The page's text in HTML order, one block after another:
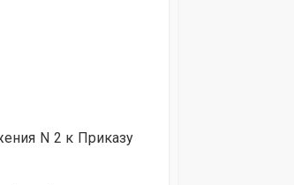
N 2 к Приказу